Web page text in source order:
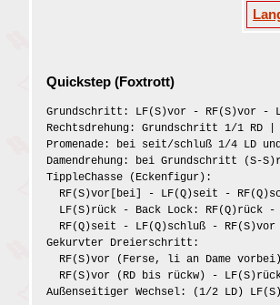
Quickstep (Foxtrott)
Grundschritt: LF(S)vor - RF(S)vor -
Rechtsdrehung: Grundschritt 1/1 RD |
Promenade: bei seit/schluß 1/4 LD
Damendrehung: bei Grundschritt (S-
TippleChasse (Eckenfigur):
RF(S)vor[bei] - LF(Q)seit -
LF(S)rück - Back Lock: RF(Q)rück -
RF(Q)seit - LF(Q)schluß -
Gekurvter Dreierschritt:
RF(S)vor (Ferse, li an Dame
RF(S)vor (RD bis rückw) -
Außenseitiger Wechsel: (1/2 LD)